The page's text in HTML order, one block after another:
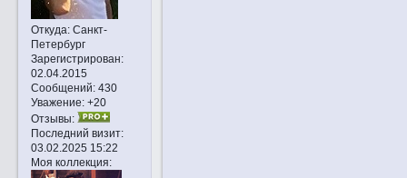
Откуда:Санкт-
Петербург
Зарегистрирован:
02.04.2015
Сообщений:430
Уважение: +20
Отзывы:
Последний визит:
03.02.2025 15:22
Моя коллекция: